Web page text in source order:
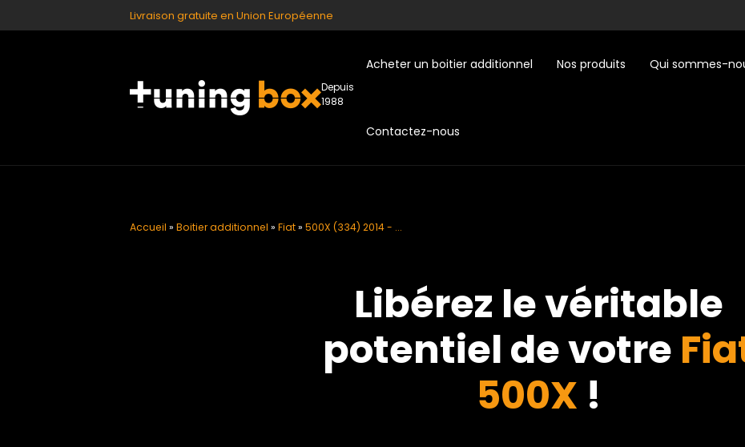
Livraison gratuite en Union Européenne
Depuis
1988
Acheter un boitier additionnel Nos produits Qui sommes-
Contactez-nous
Accueil » Boitier additionnel » Fiat» 500X (334) 2014 - ...
Libérez le véritable
potentiel de votre
500X !